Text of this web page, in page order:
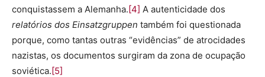
conquistassem a Alemanha.[4] A autenticidade dos
relatórios dos Einsatzgruppen também foi questionada
porque, como tantas outras “evidências” de atrocidades
nazistas, os documentos surgiram da zona de ocupação
soviética.[5]